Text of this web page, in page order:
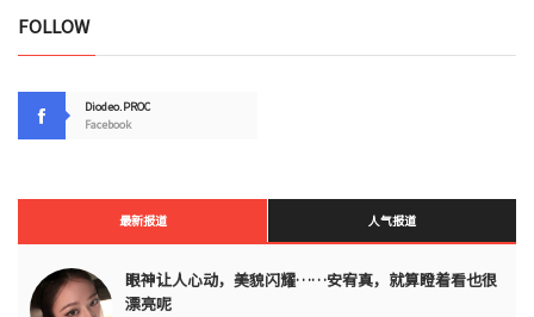
FOLLOW
Diodeo.PROC
Facebook
最新报道 人气报道
眼神让人心动，美貌闪耀……安宥真，就算瞪着看也很
漂亮呢